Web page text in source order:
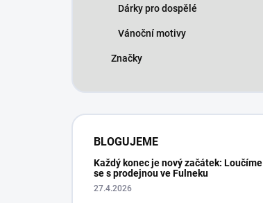
Dárky pro dospělé
Vánoční motivy
Značky
BLOGUJEME
Každý konec je nový začátek: Loučíme
se s prodejnou ve Fulneku
27.4.2026